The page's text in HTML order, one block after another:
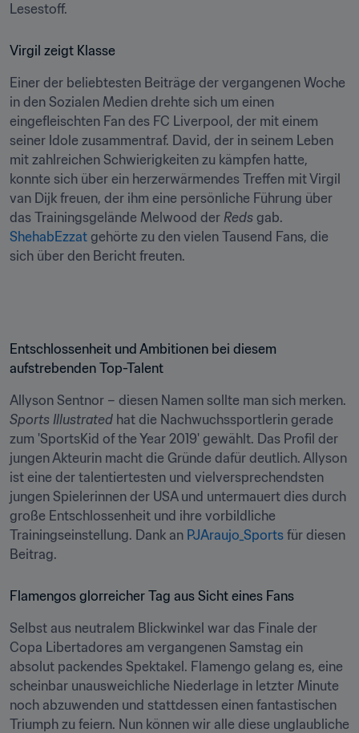
Lesestoff.
Virgil zeigt Klasse
Einer der beliebtesten Beiträge der vergangenen Woche
in den Sozialen Medien drehte sich um einen
eingefleischten Fan des FC Liverpool, der mit einem
seiner Idole zusammentraf. David, der in seinem Leben
mit zahlreichen Schwierigkeiten zu kämpfen hatte,
konnte sich über ein herzerwärmendes Treffen mit Virgil
van Dijk freuen, der ihm eine persönliche Führung über
das Trainingsgelände Melwood der Reds
ShehabEzzat gehörte zu den vielen Tausend Fans, die
sich über den Bericht freuten.
Entschlossenheit und Ambitionen bei diesem
aufstrebenden Top-Talent
Sports Illustrated hat die Nachwuchssportlerin gerade
zum 'SportsKid of the Year 2019' gewählt. Das Profil der
jungen Akteurin macht die Gründe dafür deutlich. Allyson
ist eine der talentiertesten und vielversprechendsten
jungen Spielerinnen der USA und untermauert dies durch
große Entschlossenheit und ihre vorbildliche
Trainingseinstellung. Dank an PJAraujo_Sports für diesen
Beitrag.
Flamengos glorreicher Tag aus Sicht eines Fans
Selbst aus neutralem Blickwinkel war das Finale der
Copa Libertadores am vergangenen Samstag ein
absolut packendes Spektakel. Flamengo gelang es, eine
scheinbar unausweichliche Niederlage in letzter Minute
noch abzuwenden und stattdessen einen fantastischen
Triumph zu feiern. Nun können wir alle diese unglaubliche